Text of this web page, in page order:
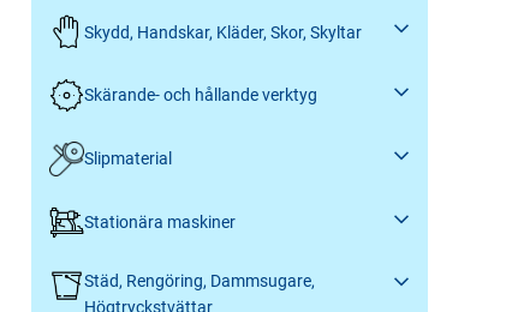
Skydd, Handskar, Kläder, Skor, Skyltar
Skärande- och hållande verktyg
Slipmaterial
Stationära maskiner
Städ, Rengöring, Dammsugare,
Högtryckstvättar